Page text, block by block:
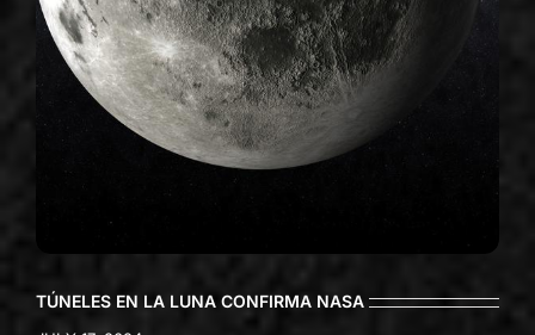
TÚNELES EN LA LUNA CONFIRMA NASA